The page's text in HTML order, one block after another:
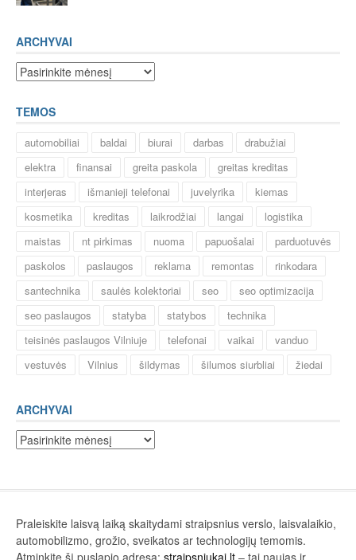
ARCHYVAI
Archyvai
TEMOS
automobiliai baldai biurai darbas
drabužiai
elektra
finansai greita paskola
greitas kreditas
interjeras
išmanieji telefonai juvelyrika
kiemas
kosmetika
kreditas laikrodžiai langai
logistika
maistas
nt pirkimas nuoma papuošalai
parduotuvės
paskolos
paslaugos reklama remontas
rinkodara
santechnika
saulės kolektoriai seo
seo optimizacija
seo paslaugos
statyba statybos
technika
teisinės paslaugos Vilniuje
telefonai vaikai
vanduo
vestuvės
Vilnius šildymas šilumos siurbliai žiedai
ARCHYVAI
Archyvai
Praleiskite laisvą laiką skaitydami straipsnius verslo, laisvalaikio,
automobilizmo, grožio, sveikatos ar technologijų temomis.
Atminkite šį puslapio adresą: straipsniukai.lt – tai naujas ir